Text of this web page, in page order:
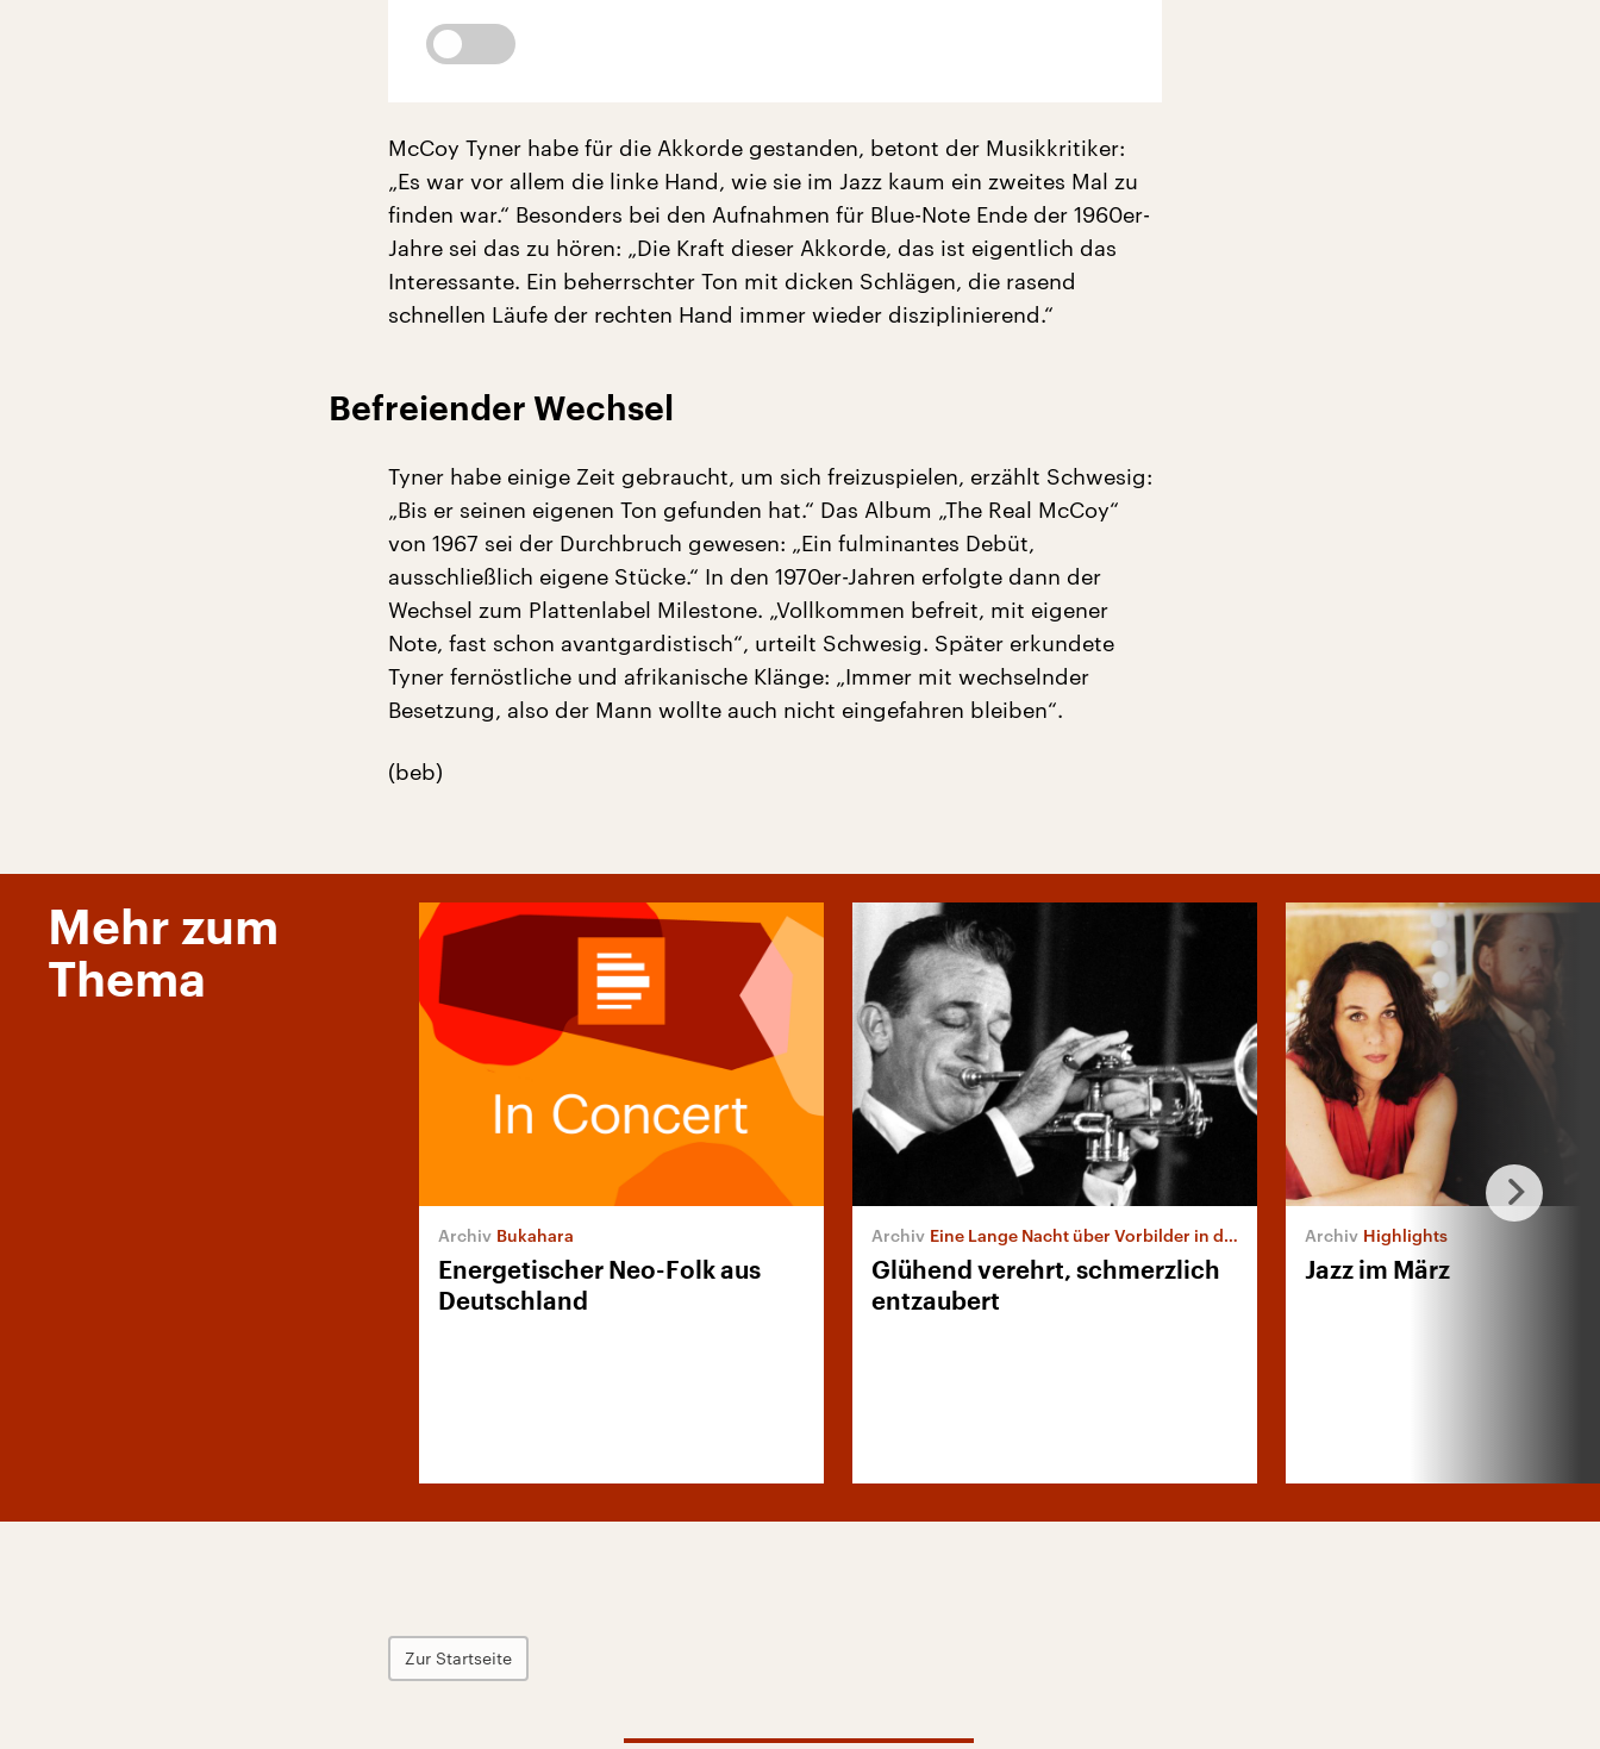
McCoy Tyner habe für die Akkorde gestanden, betont der Musikkritiker:
„Es war vor allem die linke Hand, wie sie im Jazz kaum ein zweites Mal zu
finden war.“ Besonders bei den Aufnahmen für Blue-Note Ende der 1960er-
Jahre sei das zu hören: „Die Kraft dieser Akkorde, das ist eigentlich das
Interessante. Ein beherrschter Ton mit dicken Schlägen, die rasend
schnellen Läufe der rechten Hand immer wieder disziplinierend.“
Befreiender Wechsel
Tyner habe einige Zeit gebraucht, um sich freizuspielen, erzählt Schwesig:
„Bis er seinen eigenen Ton gefunden hat.“ Das Album „The Real McCoy“
von 1967 sei der Durchbruch gewesen: „Ein fulminantes Debüt,
ausschließlich eigene Stücke.“ In den 1970er-Jahren erfolgte dann der
Wechsel zum Plattenlabel Milestone. „Vollkommen befreit, mit eigener
Note, fast schon avantgardistisch“, urteilt Schwesig. Später erkundete
Tyner fernöstliche und afrikanische Klänge: „Immer mit wechselnder
Besetzung, also der Mann wollte auch nicht eingefahren bleiben“.
(beb)
Mehr zum
Thema
Bukahara
Energetischer Neo-Folk aus
Deutschland
Eine Lange Nacht über Vorbilder in der Musik
Glühend verehrt, schmerzlich
entzaubert
Highlights
Jazz im März
Zur Startseite